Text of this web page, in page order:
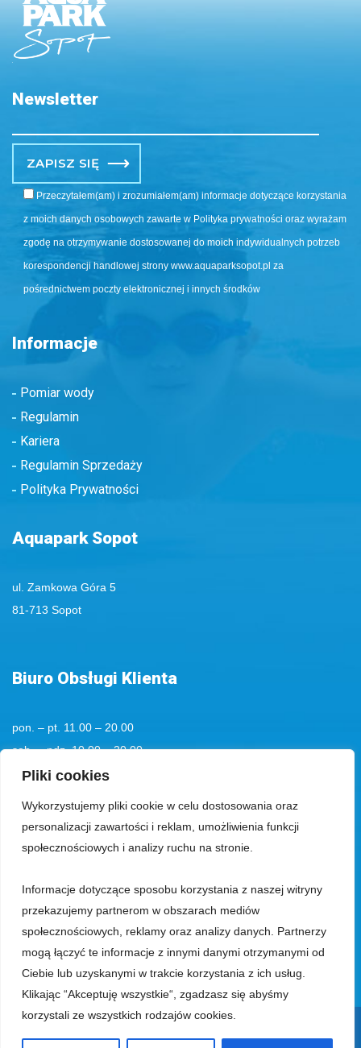
Pliki cookies
Wykorzystujemy pliki cookie w celu dostosowania oraz
personalizacji zawartości i reklam, umożliwienia funkcji
społecznościowych i analizy ruchu na stronie.
Informacje dotyczące sposobu korzystania z naszej witryny
przekazujemy partnerom w obszarach mediów
społecznościowych, reklamy oraz analizy danych. Partnerzy
mogą łączyć te informacje z innymi danymi otrzymanymi od
Ciebie lub uzyskanymi w trakcie korzystania z ich usług.
Klikając “Akceptuję wszystkie“, zgadzasz się abyśmy
korzystali ze wszystkich rodzajów cookies.
Newsletter
Przeczytałem(am) i zrozumiałem(am) informacje dotyczące korzystania
z moich danych osobowych zawarte w Polityka prywatności oraz wyrażam
zgodę na otrzymywanie dostosowanej do moich indywidualnych potrzeb
korespondencji handlowej strony www.aquaparksopot.pl za
pośrednictwem poczty elektronicznej i innych środków
Informacje
Pomiar wody
Regulamin
Kariera
Regulamin Sprzedaży
Polityka Prywatności
Aquapark Sopot
ul. Zamkowa Góra 5
81-713 Sopot
Biuro Obsługi Klienta
pon. – pt. 11.00 – 20.00
sob. – ndz. 10.00 – 20.00
tel. kom.+48 501194193
tel.:+48 58 555 85 23
Park Wodny Sopot Spółka z ograniczoną odpowiedzialnością z siedzibą
w Sopocie, 81-713, przy ul. Zamkowa Góra 5, wpisana do rejestru
przedsiębiorców prowadzonego przez Sąd Rejonowy Gdańsk-Północ, VIII
Wydział Gospodarczy Krajowego Rejestru Sądowego, pod numerem KRS
0000018353, z kapitałem zakładowym w wysokości 23.950.000 zł,
posiadająca numer NIP 585-13-53-942, REGON 191828357.